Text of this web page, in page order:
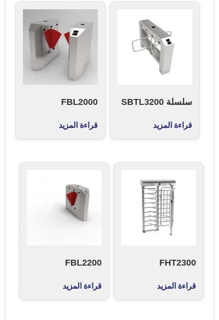
سلسلة SBTL3200
قراءة المزيد
FBL2000
قراءة المزيد
FHT2300
قراءة المزيد
FBL2200
قراءة المزيد